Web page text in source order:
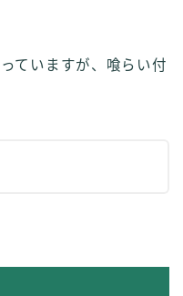
ていますが、喰らい付